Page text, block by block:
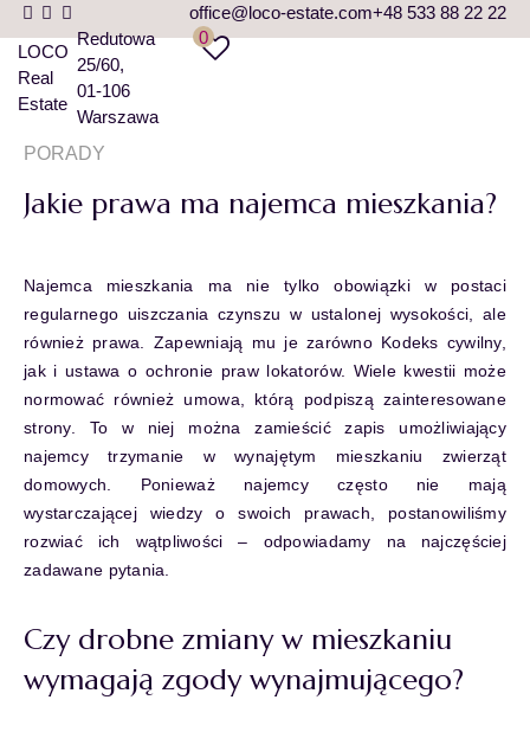
LOCO
Real
Estate
Redutowa
25/60
01-106
Warszawa
office@loco-estate.com+48 533 88 22 22
0
PORADY
Jakie prawa ma najemca mieszkania?
Najemca mieszkania ma nie tylko obowiązki w postaci
regularnego uiszczania czynszu w ustalonej wysokości, ale
również prawa. Zapewniają mu je zarówno Kodeks cywilny,
jak i ustawa o ochronie praw lokatorów. Wiele kwestii może
normować również umowa, którą podpiszą zainteresowane
strony. To w niej można zamieścić zapis umożliwiający
najemcy trzymanie w wynajętym mieszkaniu zwierząt
domowych. Ponieważ najemcy często nie mają
wystarczającej wiedzy o swoich prawach, postanowiliśmy
rozwiać ich wątpliwości – odpowiadamy na najczęściej
zadawane pytania.
Czy drobne zmiany w mieszkaniu
wymagają zgody wynajmującego?